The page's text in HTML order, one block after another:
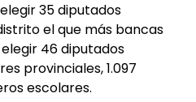
35 diputados
el que más bancas
46 diputados
provinciales, 1.097
escolares.